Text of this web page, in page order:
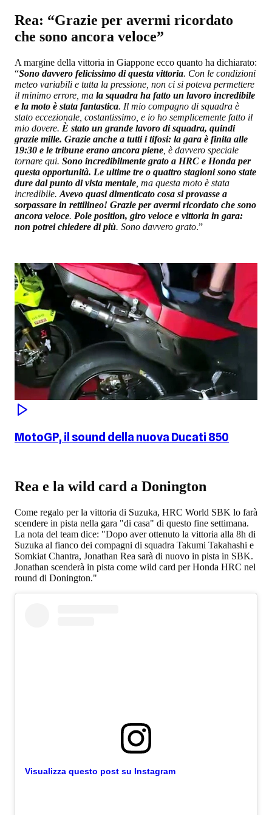
Rea: “Grazie per avermi ricordato
che sono ancora veloce”
A margine della vittoria in Giappone ecco quanto ha dichiarato:
“Sono davvero felicissimo di questa vittoria. Con le condizioni
meteo variabili e tutta la pressione, non ci si poteva permettere
il minimo errore, ma la squadra ha fatto un lavoro incredibile
e la moto è stata fantastica. Il mio compagno di squadra è
stato eccezionale, costantissimo, e io ho semplicemente fatto il
mio dovere. È stato un grande lavoro di squadra, quindi
grazie mille. Grazie anche a tutti i tifosi: la gara è finita alle
19:30 e le tribune erano ancora piene , è davvero speciale
tornare qui. Sono incredibilmente grato a HRC e Honda per
questa opportunità. Le ultime tre o quattro stagioni sono state
dure dal punto di vista mentale , ma questa moto è stata
incredibile. Avevo quasi dimenticato cosa si provasse a
sorpassare in rettilineo! Grazie per avermi ricordato che sono
ancora veloce. Pole position, giro veloce e vittoria in gara:
non potrei chiedere di più. Sono davvero grato.”
MotoGP, il sound della nuova Ducati 850
Rea e la wild card a Donington
Come regalo per la vittoria di Suzuka, HRC World SBK lo farà
scendere in pista nella gara "di casa" di questo fine settimana.
La nota del team dice: "Dopo aver ottenuto la vittoria alla 8h di
Suzuka al fianco dei compagni di squadra Takumi Takahashi e
Somkiat Chantra, Jonathan Rea sarà di nuovo in pista in SBK.
Jonathan scenderà in pista come wild card per Honda HRC nel
round di Donington."
Visualizza questo post su Instagram